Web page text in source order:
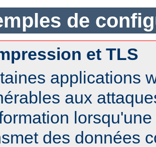
de
et TLS
applications
aux
des données